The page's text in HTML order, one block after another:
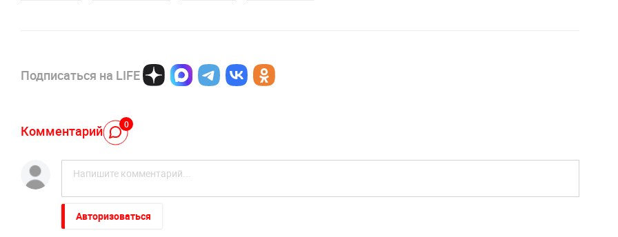
Подписаться на LIFE
Комментарий 0
Авторизоваться